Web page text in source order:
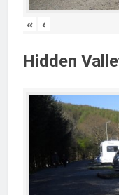
« ‹
Hidden